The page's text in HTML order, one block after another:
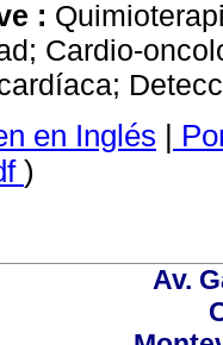
:
Cardio-
en Inglés |
)
Av.